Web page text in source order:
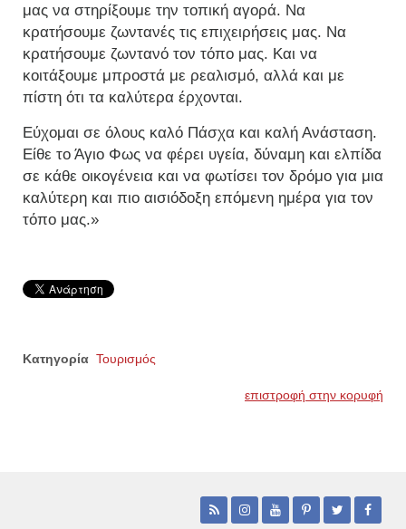
μας να στηρίξουμε την τοπική αγορά. Να
κρατήσουμε ζωντανές τις επιχειρήσεις μας. Να
κρατήσουμε ζωντανό τον τόπο μας. Και να
κοιτάξουμε μπροστά με ρεαλισμό, αλλά και με
πίστη ότι τα καλύτερα έρχονται.
Εύχομαι σε όλους καλό Πάσχα και καλή Ανάσταση.
Είθε το Άγιο Φως να φέρει υγεία, δύναμη και ελπίδα
σε κάθε οικογένεια και να φωτίσει τον δρόμο για μια
καλύτερη και πιο αισιόδοξη επόμενη ημέρα για τον
τόπο μας.»
Κατηγορία Τουρισμός
επιστροφή στην κορυφή